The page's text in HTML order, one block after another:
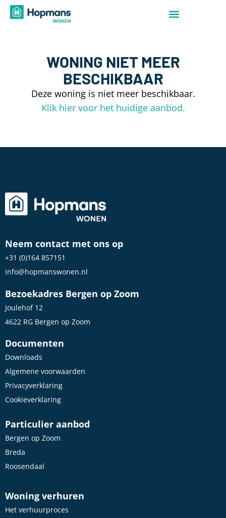
WONING NIET MEER
BESCHIKBAAR
Deze woning is niet meer beschikbaar.
Klik hier voor het huidige aanbod.
Neem contact met ons op
+31 (0)164 857151
info@hopmanswonen.nl
Bezoekadres Bergen op Zoom
Joulehof 12
4622 RG Bergen op Zoom
Documenten
Downloads
Algemene voorwaarden
Privacyverklaring
Cookieverklaring
Particulier aanbod
Bergen op Zoom
Breda
Roosendaal
Woning verhuren
Het verhuurproces